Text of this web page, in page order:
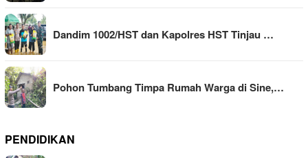
Dandim 1002/HST dan Kapolres HST Tinjau …
Pohon Tumbang Timpa Rumah Warga di Sine,…
PENDIDIKAN